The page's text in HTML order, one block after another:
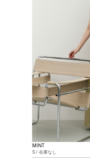
MINT
S / 在庫なし